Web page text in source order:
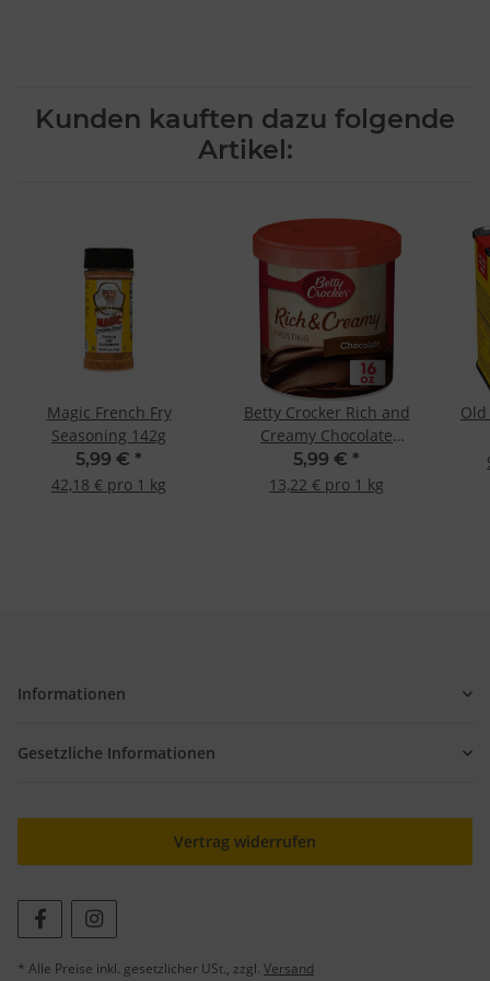
Kunden kauften dazu folgende
Artikel:
Magic French Fry
Seasoning 142g
5,99 € *
42,18 € pro 1 kg
Betty Crocker Rich and
Creamy Chocolate
Frosting 453g
5,99 € *
13,22 € pro 1 kg
Old
Informationen
Gesetzliche Informationen
Vertrag widerrufen
* Alle Preise inkl. gesetzlicher USt., zzgl. Versand